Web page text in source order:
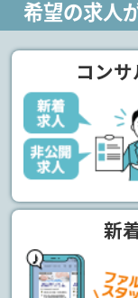
希望の求人
コン
新